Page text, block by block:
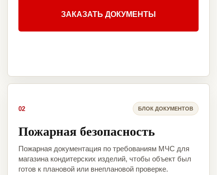
ЗАКАЗАТЬ ДОКУМЕНТЫ
02 БЛОК ДОКУМЕНТОВ
Пожарная безопасность
Пожарная документация по требованиям МЧС для
магазина кондитерских изделий, чтобы объект был
готов к плановой или внеплановой проверке.